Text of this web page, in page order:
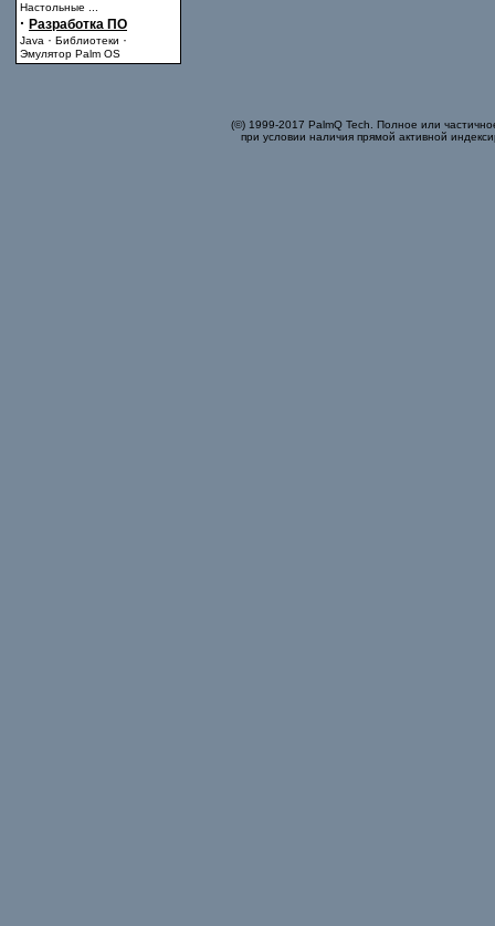
Настольные
· Разработка ПО
Java · Библиотеки ·
Эмулятор Palm OS
(©) 1999-2017 PalmQ Tech. Полное или
при условии наличия прямой активной